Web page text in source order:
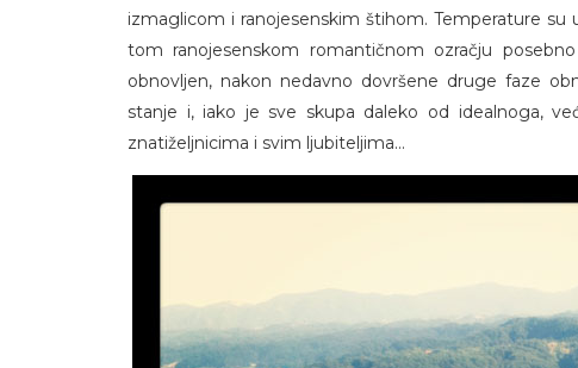
izmaglicom i ranojesenskim štihom. Temperature
tom ranojesenskom romantičnom ozračju
obnovljen, nakon nedavno dovršene druge faze
stanje i, iako je sve skupa daleko od idealnoga,
znatiželjnicima i svim ljubiteljima...